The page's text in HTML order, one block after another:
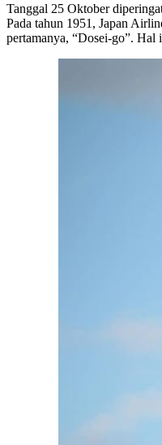
Tanggal 25 Oktober
Pada tahun 1951, Japan
pertamanya, “Dosei-go”. Hal